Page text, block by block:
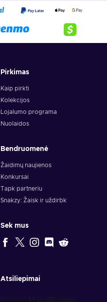
Pirkimas
Kaip pirkti
Kolekcijos
Lojalumo programa
Nuolaidos
Bendruomenė
Žaidimų naujienos
Konkursai
Tapk partneriu
Snakzy: Žaisk ir uždirbk
Sek mus
Atsiliepimai